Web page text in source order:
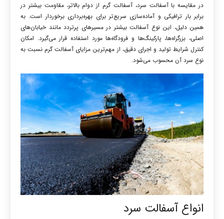
در مقایسه با آسفالت سرد، آسفالت گرم از دوام بالاتر، مقاومت بیشتر در
برابر بار ترافیکی و آماده‌سازی سریع‌تر برای بهره‌برداری برخوردار است. به
همین دلیل، این نوع آسفالت بیشتر در مسیرهای پرتردد مانند خیابان‌های
اصلی، بزرگراه‌ها، پارکینگ‌ها و فرودگاه‌ها مورد استفاده قرار می‌گیرد. امکان
کنترل شرایط تولید و اجرای دقیق، از مهم‌ترین مزایای آسفالت گرم نسبت به
نوع سرد آن محسوب می‌شود.
انواع آسفالت سرد